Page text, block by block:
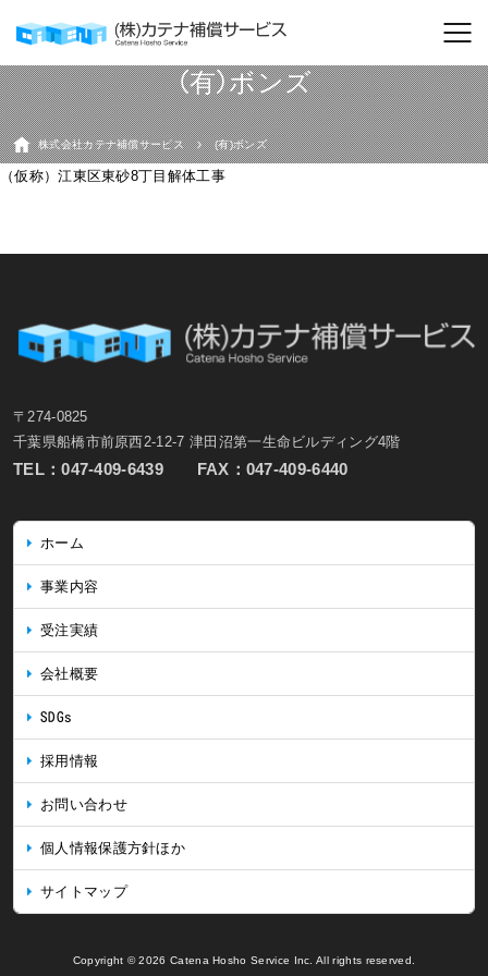
(有)ボンズ
株式会社カテナ補償サービス (有)ボンズ
（仮称）江東区東砂8丁目解体工事
〒274-0825
千葉県船橋市前原西2-12-7 津田沼第一生命ビルディング4階
TEL：047-409-6439 FAX：047-409-6440
ホーム
事業内容
受注実績
会社概要
SDGs
採用情報
お問い合わせ
個人情報保護方針ほか
サイトマップ
Copyright © 2026 Catena Hosho Service Inc. All rights reserved.